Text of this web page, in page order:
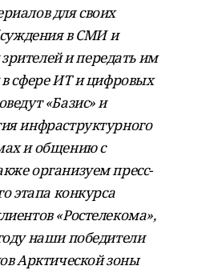
для своих
в СМИ и
и передать им
сфере ИТ и цифровых
«Базис» и
инфраструктурного
и общению с
организуем пресс-
этапа конкурса
«Ростелекома»,
наши победители
Арктической зоны